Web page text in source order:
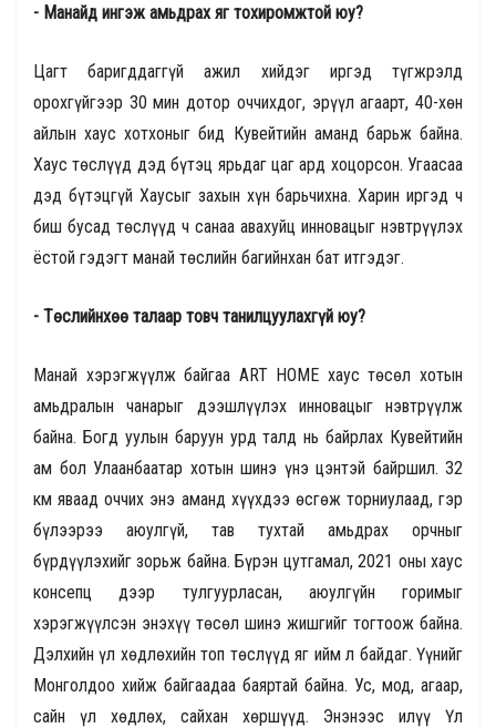
- Манайд ингэж амьдрах яг тохиромжтой юу?
Цагт баригддаггүй ажил хийдэг иргэд түгжрэлд
орохгүйгээр 30 мин дотор оччихдог, эрүүл агаарт, 40-хөн
айлын хаус хотхоныг бид Кувейтийн аманд барьж байна.
Хаус төслүүд дэд бүтэц ярьдаг цаг ард хоцорсон. Угаасаа
дэд бүтэцгүй Хаусыг захын хүн барьчихна. Харин иргэд ч
биш бусад төслүүд ч санаа авахуйц инновацыг нэвтрүүлэх
ёстой гэдэгт манай төслийн багийнхан бат итгэдэг.
- Төслийнхөө талаар товч танилцуулахгүй юу?
Манай хэрэгжүүлж байгаа ART HOME хаус төсөл хотын
амьдралын чанарыг дээшлүүлэх инновацыг нэвтрүүлж
байна. Богд уулын баруун урд талд нь байрлах Кувейтийн
ам бол Улаанбаатар хотын шинэ үнэ цэнтэй байршил. 32
км яваад оччих энэ аманд хүүхдээ өсгөж торниулаад, гэр
бүлээрээ аюулгүй, тав тухтай амьдрах орчныг
бүрдүүлэхийг зорьж байна. Бүрэн цутгамал, 2021 оны хаус
консепц дээр тулгуурласан, аюулгүйн горимыг
хэрэгжүүлсэн энэхүү төсөл шинэ жишгийг тогтоож байна.
Дэлхийн үл хөдлөхийн топ төслүүд яг ийм л байдаг. Үүнийг
Монголдоо хийж байгаадаа баяртай байна. Ус, мод, агаар,
сайн үл хөдлөх, сайхан хөршүүд. Энэнээс илүү Үл